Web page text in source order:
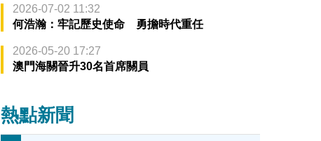
2026-07-02 11:32
何浩瀚：牢記歷史使命 勇擔時代重任
2026-05-20 17:27
澳門海關晉升30名首席關員
熱點新聞